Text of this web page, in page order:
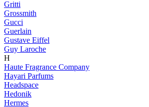
Gritti
Grossmith
Gucci
Guerlain
Gustave Eiffel
Guy Laroche
H
Haute Fragrance Company
Hayari Parfums
Headspace
Hedonik
Hermes